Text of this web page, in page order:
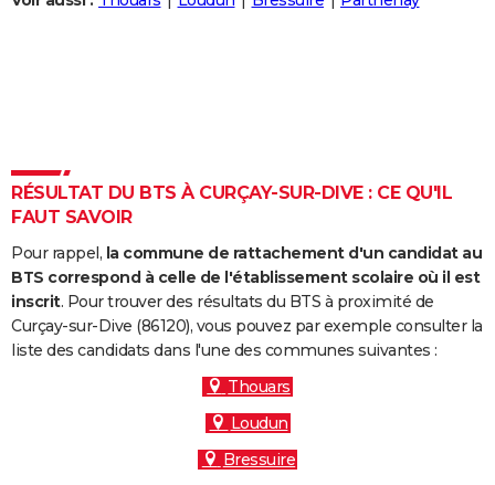
Carte de Noël
Carte Bonne année
Carte Saint-Valentin
Carte Pâques
Carte d'anniversaire
Dictionnaire
Biographies
Citations
Expressions
Proverbes
PROGRAMME TV
COPAINS D'AVANT
S'inscrire
Se connecter
Lycées
Collèges
Primaires
Universités
Entreprises
Service militaire
Avis de recherche
AVIS DE DÉCÈS
RÉSULTAT DU BTS À CURÇAY-SUR-DIVE : CE QU'IL
FAUT SAVOIR
Pour rappel, la commune de rattachement d'un candidat au
BTS correspond à celle de l'établissement scolaire où il est
inscrit. Pour trouver des résultats du BTS à proximité de
Curçay-sur-Dive (86120), vous pouvez par exemple consulter la
liste des candidats dans l'une des communes suivantes :
Thouars
Loudun
Bressuire